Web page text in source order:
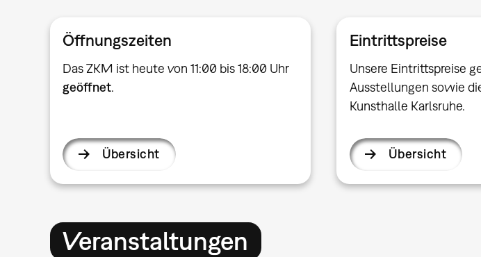
Öffnungszeiten
Das ZKM ist heute von 11:00 bis 18:00 Uhr
geöffnet.
Übersicht
Eintrittspreise
Unsere Eintrittspreise
Ausstellungen sowie
Kunsthalle Karlsruhe.
Übersicht
Veranstaltungen